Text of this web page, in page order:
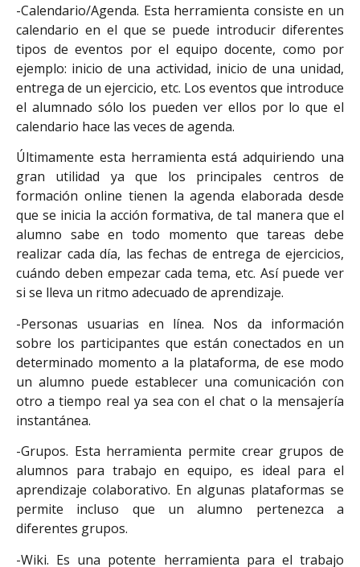
-Calendario/Agenda. Esta herramienta consiste en un
calendario en el que se puede introducir diferentes
tipos de eventos por el equipo docente, como por
ejemplo: inicio de una actividad, inicio de una unidad,
entrega de un ejercicio, etc. Los eventos que introduce
el alumnado sólo los pueden ver ellos por lo que el
calendario hace las veces de agenda.
Últimamente esta herramienta está adquiriendo una
gran utilidad ya que los principales centros de
formación online tienen la agenda elaborada desde
que se inicia la acción formativa, de tal manera que el
alumno sabe en todo momento que tareas debe
realizar cada día, las fechas de entrega de ejercicios,
cuándo deben empezar cada tema, etc. Así puede ver
si se lleva un ritmo adecuado de aprendizaje.
-Personas usuarias en línea. Nos da información
sobre los participantes que están conectados en un
determinado momento a la plataforma, de ese modo
un alumno puede establecer una comunicación con
otro a tiempo real ya sea con el chat o la mensajería
instantánea.
-Grupos. Esta herramienta permite crear grupos de
alumnos para trabajo en equipo, es ideal para el
aprendizaje colaborativo. En algunas plataformas se
permite incluso que un alumno pertenezca a
diferentes grupos.
-Wiki. Es una potente herramienta para el trabajo